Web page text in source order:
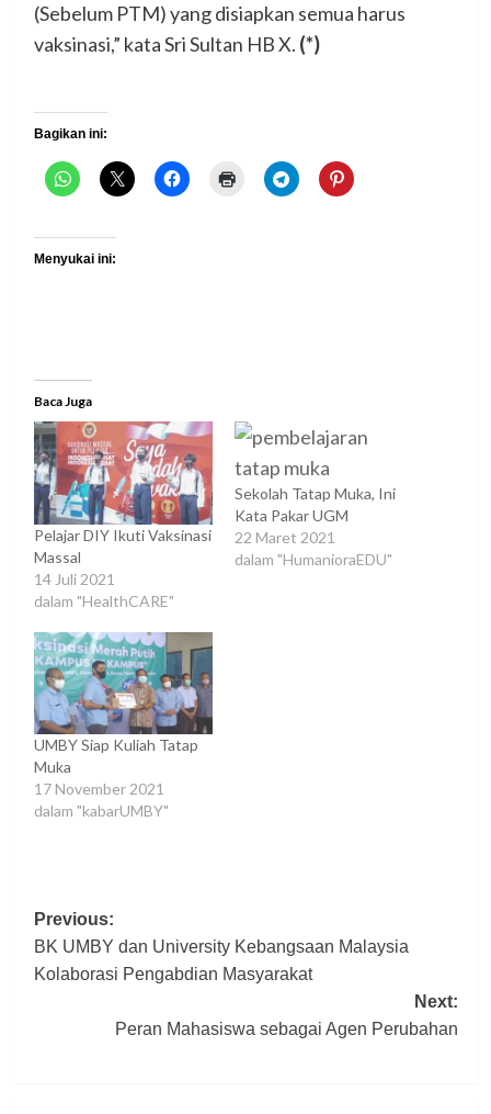
(Sebelum PTM) yang disiapkan semua harus
vaksinasi,” kata Sri Sultan HB X. (*)
Bagikan ini:
Menyukai ini:
Baca Juga
Pelajar DIY Ikuti Vaksinasi
Massal
14 Juli 2021
dalam "HealthCARE"
Sekolah Tatap Muka, Ini
Kata Pakar UGM
22 Maret 2021
dalam "HumanioraEDU"
UMBY Siap Kuliah Tatap
Muka
17 November 2021
dalam "kabarUMBY"
Post
navigation
Previous:
BK UMBY dan University Kebangsaan Malaysia
Kolaborasi Pengabdian Masyarakat
Next:
Peran Mahasiswa sebagai Agen Perubahan